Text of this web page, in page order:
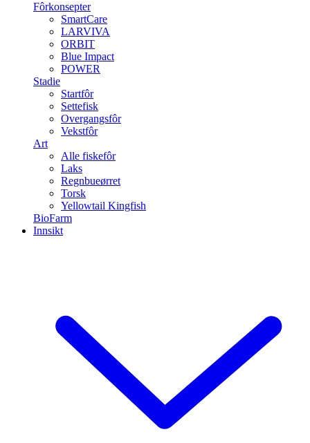
Fôrkonsepter
SmartCare
LARVIVA
ORBIT
Blue Impact
POWER
Stadie
Startfôr
Settefisk
Overgangsfôr
Vekstfôr
Art
Alle fiskefôr
Laks
Regnbueørret
Torsk
Yellowtail Kingfish
BioFarm
Innsikt